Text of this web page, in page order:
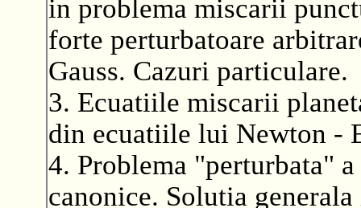
in problema miscarii
forte perturbatoare
Gauss. Cazuri particulare.
3. Ecuatiile miscarii
din ecuatiile lui Newton -
4. Problema "perturbata"
canonice. Solutia